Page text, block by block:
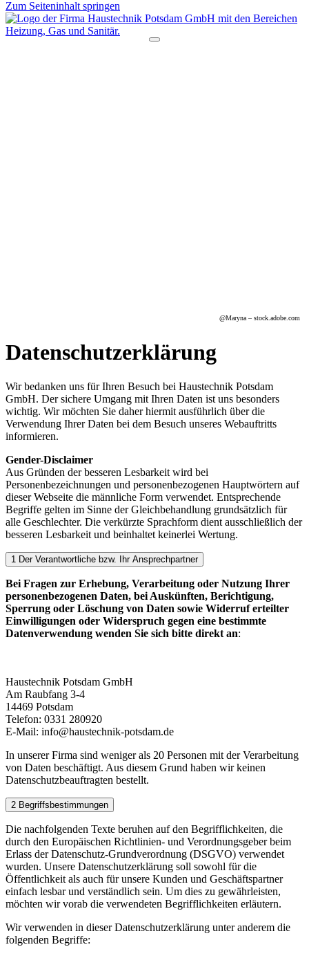
Zum Seiteninhalt springen
@Maryna – stock.adobe.com
Datenschutzerklärung
Wir bedanken uns für Ihren Besuch bei Haustechnik Potsdam
GmbH. Der sichere Umgang mit Ihren Daten ist uns besonders
wichtig. Wir möchten Sie daher hiermit ausführlich über die
Verwendung Ihrer Daten bei dem Besuch unseres Webauftritts
informieren.
Gender-Disclaimer
Aus Gründen der besseren Lesbarkeit wird bei
Personenbezeichnungen und personenbezogenen Hauptwörtern auf
dieser Webseite die männliche Form verwendet. Entsprechende
Begriffe gelten im Sinne der Gleichbehandlung grundsätzlich für
alle Geschlechter. Die verkürzte Sprachform dient ausschließlich der
besseren Lesbarkeit und beinhaltet keinerlei Wertung.
1 Der Verantwortliche bzw. Ihr Ansprechpartner
Bei Fragen zur Erhebung, Verarbeitung oder Nutzung Ihrer
personenbezogenen Daten, bei Auskünften, Berichtigung,
Sperrung oder Löschung von Daten sowie Widerruf erteilter
Einwilligungen oder Widerspruch gegen eine bestimmte
Datenverwendung wenden Sie sich bitte direkt an:
Haustechnik Potsdam GmbH
Am Raubfang 3-4
14469 Potsdam
Telefon: 0331 280920
E-Mail: info@haustechnik-potsdam.de
In unserer Firma sind weniger als 20 Personen mit der Verarbeitung
von Daten beschäftigt. Aus diesem Grund haben wir keinen
Datenschutzbeauftragten bestellt.
2 Begriffsbestimmungen
Die nachfolgenden Texte beruhen auf den Begrifflichkeiten, die
durch den Europäischen Richtlinien- und Verordnungsgeber beim
Erlass der Datenschutz-Grundverordnung (DSGVO) verwendet
wurden. Unsere Datenschutzerklärung soll sowohl für die
Öffentlichkeit als auch für unsere Kunden und Geschäftspartner
einfach lesbar und verständlich sein. Um dies zu gewährleisten,
möchten wir vorab die verwendeten Begrifflichkeiten erläutern.
Wir verwenden in dieser Datenschutzerklärung unter anderem die
folgenden Begriffe: